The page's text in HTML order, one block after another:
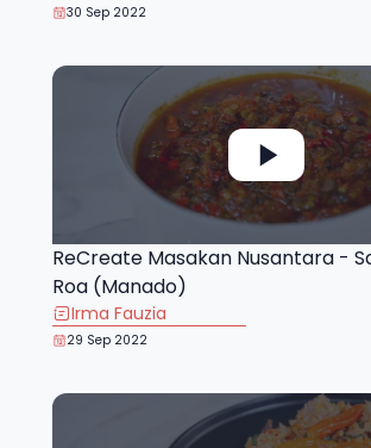
30 Sep 2022
ReCreate Masakan Nusantara -
Roa (Manado)
Irma Fauzia
29 Sep 2022